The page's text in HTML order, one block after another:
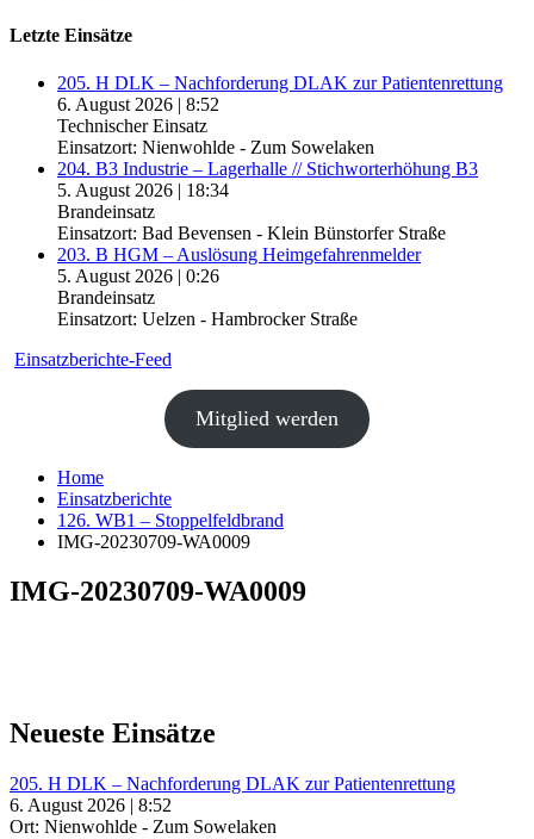
Letzte Einsätze
205. H DLK – Nachforderung DLAK zur Patientenrettung
6. August 2026 | 8:52
Technischer Einsatz
Einsatzort: Nienwohlde - Zum Sowelaken
204. B3 Industrie – Lagerhalle // Stichworterhöhung B3
5. August 2026 | 18:34
Brandeinsatz
Einsatzort: Bad Bevensen - Klein Bünstorfer Straße
203. B HGM – Auslösung Heimgefahrenmelder
5. August 2026 | 0:26
Brandeinsatz
Einsatzort: Uelzen - Hambrocker Straße
Einsatzberichte-Feed
Mitglied werden
Home
Einsatzberichte
126. WB1 – Stoppelfeldbrand
IMG-20230709-WA0009
IMG-20230709-WA0009
Neueste Einsätze
205. H DLK – Nachforderung DLAK zur Patientenrettung
6. August 2026 | 8:52
Ort: Nienwohlde - Zum Sowelaken